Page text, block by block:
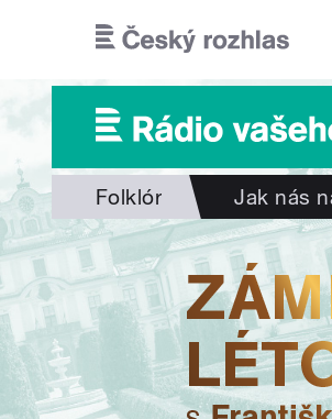
Folklór Jak nás